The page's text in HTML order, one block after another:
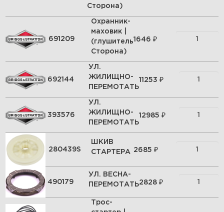
Сторона)
691209
Охранник-
маховик |
(глушитель
Сторона)
1646 ₽
692144
УЛ.
ЖИЛИЩНО-
ПЕРЕМОТАТЬ
11253 ₽
393576
УЛ.
ЖИЛИЩНО-
ПЕРЕМОТАТЬ
12985 ₽
280439S
ШКИВ
СТАРТЕРА 2685 ₽
490179
УЛ. ВЕСНА-
ПЕРЕМОТАТЬ2828 ₽
Трос-